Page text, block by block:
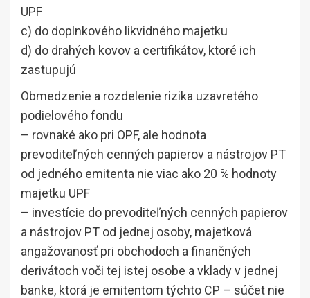
UPF
c) do doplnkového likvidného majetku
d) do drahých kovov a certifikátov, ktoré ich
zastupujú
Obmedzenie a rozdelenie rizika uzavretého
podielového fondu
– rovnaké ako pri OPF, ale hodnota
prevoditeľných cenných papierov a nástrojov PT
od jedného emitenta nie viac ako 20 % hodnoty
majetku UPF
– investície do prevoditeľných cenných papierov
a nástrojov PT od jednej osoby, majetková
angažovanosť pri obchodoch a finančných
derivátoch voči tej istej osobe a vklady v jednej
banke, ktorá je emitentom týchto CP – súčet nie